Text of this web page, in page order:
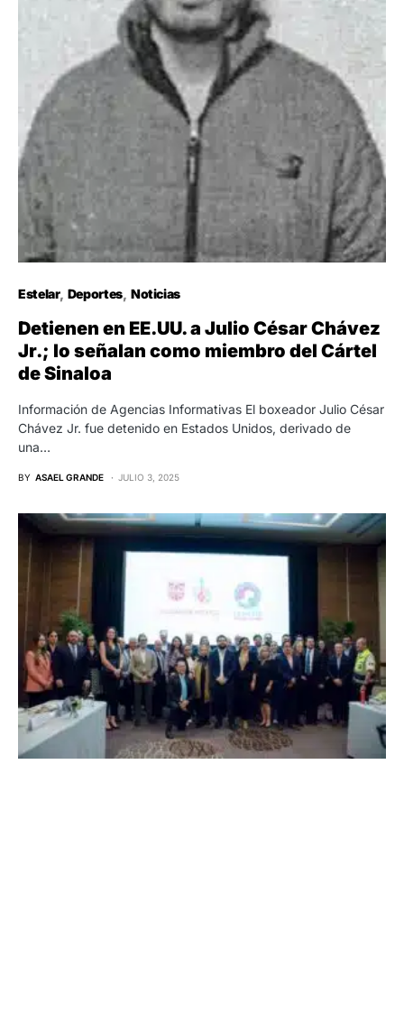
Estelar Deportes Noticias
Detienen en EE.UU. a Julio César Chávez
Jr.; lo señalan como miembro del Cártel
de Sinaloa
Información de Agencias Informativas El boxeador Julio César
Chávez Jr. fue detenido en Estados Unidos, derivado de
una…
BY ASAEL GRANDE JULIO 3, 2025